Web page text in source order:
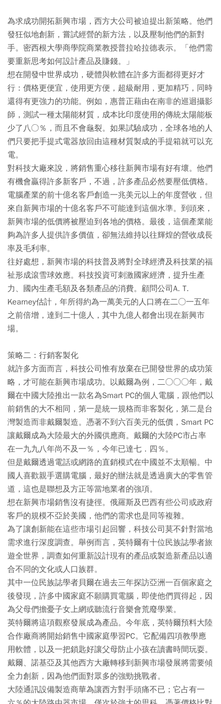
為求成功開拓新興市場，西方大公司被迫提出新策略。他們
發狂似地創新，嘗試經營的新方法，以及壓制他們的新對
手。密西根大學商學院商業教授普拉哈拉德表示。「他們需
要重新思考如何設計產品及賺錢。」
想在開發中世界成功，硬體與軟體在許多方面都得更好才
行：價格更便宜，使用更方便，超級耐用，更加精巧，同時
還得有更強力的功能。例如，惠普正藉由在南非的巡迴攝影
師，測試一種太陽能材質，成本比印度使用的傳統太陽能板
少了八○％，而且不會龜裂。如果試驗成功，全球各地的人
們只要把手提式電器放回由這種材質製成的手提箱就可以充
電。
對科技大廠來說，將銷售重心移往新興市場有好有壞。他們
有機會贏得許多新客戶，不過，許多產品必然要壓低價格。
電腦產業的前十億名客戶創造一兆美元以上的年度營收，但
來自新興市場的十億名客戶不可能達到這個水準。到頭來，
新興市場的低價將被壓迫到各地的價格。最後，這個產業能
夠為許多人提供許多價值，卻無法維持以往輝煌的營收成長
率及毛利率。
往好處想，新興市場的科技普及將對全球經濟及科技業的福
祉形成滾雪球效應。科技投資可刺激國家經濟，提升生產
力、國內生產毛額及各類產品的消費。顧問公司A. T.
Kearney估計，年所得約為一萬美元的人口將在二○一五年
之前倍增，達到二十億人，其中九億人都會出現在新興市
場。
策略二：行銷客製化
就許多方面而言，科技公司惟有放棄在已開發世界的成功策
略，才可能在新興市場成功。以戴爾為例，二○○○年，戴
爾在中國大陸推出一款名為Smart PC的個人電腦，跟他們以
前銷售的大不相同，第一是統一規格而非客製化，第二是台
灣製造而非戴爾製造。憑著不到六百美元的低價，Smart PC
讓戴爾成為大陸最大的外國供應商。戴爾的大陸PC市占率
在一九九八年尚不及一％，今年已達七．四％。
但是戴爾透過電話或網路的直銷模式在中國並不太順暢。中
國人喜歡親手選購電腦，最好的辦法就是透過廣大的零售管
道，這也是聯想及方正等當地業者的強項。
想在新興市場銷售沒有捷徑。俄羅斯及巴西有些公司或政府
客戶的規模不亞於美國，他們的需求也是同等複雜。
為了讓創新能在這些市場引起回響，科技公司莫不針對當地
需求進行深度調查。舉例而言，英特爾有十位民族誌學者旅
遊全世界，調查如何重新設計現有的產品或製造新產品以適
合不同的文化或人口族群。
其中一位民族誌學者貝爾在過去三年探訪亞洲一百個家庭之
後發現，許多中國家庭不願購買電腦，即使他們買得起，因
為父母們擔憂子女上網或聽流行音樂會荒廢學業。
英特爾將這項觀察發展成為產品。今年底，英特爾預料大陸
合作廠商將開始銷售中國家庭學習PC。它配備四項教學應
用軟體，以及一把鎖匙好讓父母防止小孩在讀書時間玩耍。
戴爾、諾基亞及其他西方大廠轉移到新興市場發展將需要傾
全力創新，因為他們面對眾多的強勁挑戰者。
大陸通訊設備製造商華為讓西方對手頭痛不已；它占有一